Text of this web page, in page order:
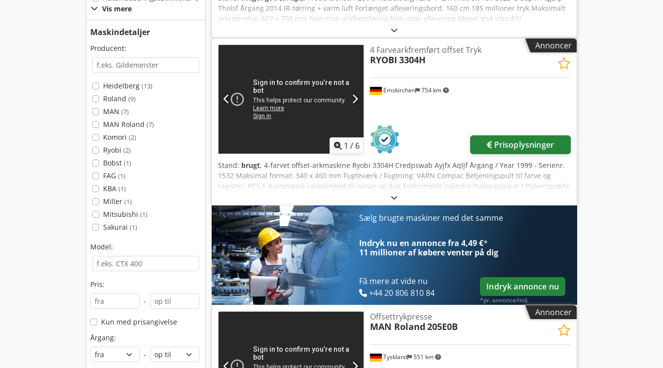
Vis mere
Maskindetaljer
Producent:
Heidelberg (13)
Roland (9)
MAN (7)
MAN Roland (7)
Komori (2)
Ryobi (2)
Bobst (1)
FAG (1)
KBA (1)
Miller (1)
Mitsubishi (1)
Sakurai (1)
Model:
Pris:
-
Kun med prisangivelse
Årgang:
-
Tholsf Årgang 2014 IR-tørring + varm luft Forlænget afleveringsbord, 160 cm 185 millioner tryk Maksimalt
arkstørrelse: 607 x 750 mm Non-stop-arkfremføring Non-stop-aflevering Meget god stand!!!!
Annoncer
1 / 6
Emskirchen 754 km
4 Farvearkfremført offset Tryk
RYOBI 3304H
Prisoplysninger
Stand: brugt, 4-farvet offset-arkmaskine Ryobi 3304H Credpswab Ayjfx Aqljf Årgang / Year 1999 - Serienr.
1532 Maksimal format: 340 x 460 mm Fugteværk / Fugtning: VARN Compac Betjeningspult til farve og
register: PCS-F Automatisk vaskeenhed til valser og dug Forkromede cylindre Puderapparat / Pulversprøjte
Kompressor Online videoinspektion via WhatsApp - MS Zoom - Telegram På lager i Emskirchen/Nürnberg -
Umiddelbart tilgængelig - Kan testes
Sælg brugte maskiner med det samme
Indryk nu en annonce fra 4,49 €*
11 millioner af købereventer på dig
Få mere at vide nu
+44 20 806 810 84
Indryk annonce nu
*pr. annonce/md.
Annoncer
Tyskland 551 km
Offsettrykpresse
MAN Roland 205E0B